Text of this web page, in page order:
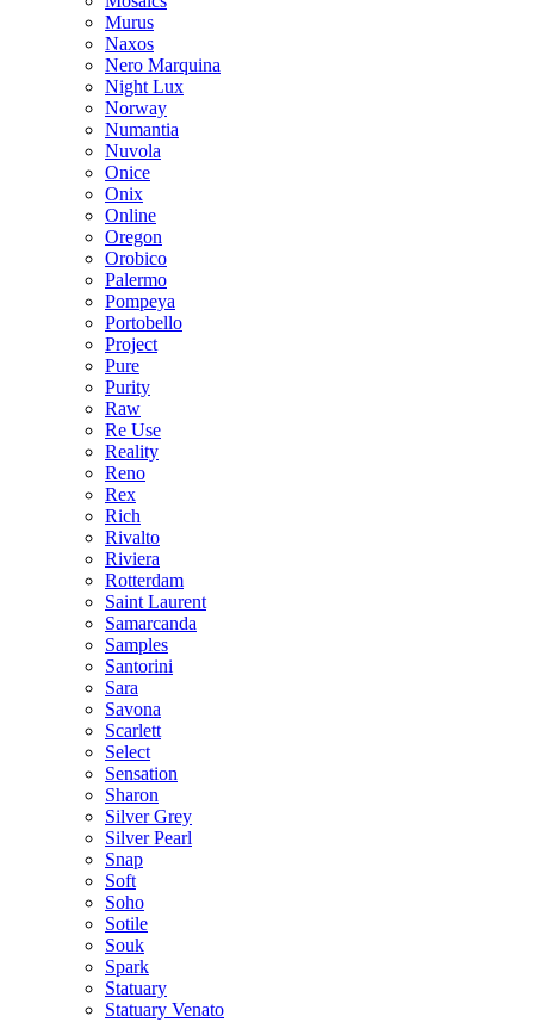
Murus
Naxos
Nero Marquina
Night Lux
Norway
Numantia
Nuvola
Onice
Onix
Online
Oregon
Orobico
Palermo
Pompeya
Portobello
Project
Pure
Purity
Raw
Re Use
Reality
Reno
Rex
Rich
Rivalto
Riviera
Rotterdam
Saint Laurent
Samarcanda
Samples
Santorini
Sara
Savona
Scarlett
Select
Sensation
Sharon
Silver Grey
Silver Pearl
Snap
Soft
Soho
Sotile
Souk
Spark
Statuary
Statuary Venato